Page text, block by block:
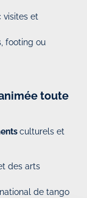
visites et
footing ou
toute
culturels et
des arts
de tango